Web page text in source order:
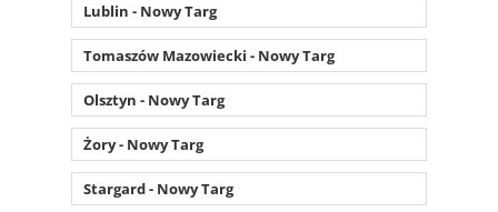
Lublin - Nowy Targ
Tomaszów Mazowiecki - Nowy Targ
Olsztyn - Nowy Targ
Żory - Nowy Targ
Stargard - Nowy Targ